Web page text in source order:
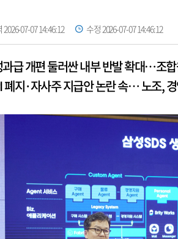
2026-07-07 14:46:12 수정 2026-07-07 14:46:12
과급 개편 둘러싼 내부 반발 확대…조
폐지·자사주 지급안 논란 속… 노조,